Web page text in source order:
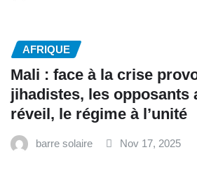
AFRIQUE
Mali : face à la crise
jihadistes, les opposants
réveil, le régime à l’unité
barre solaire Nov 17, 2025